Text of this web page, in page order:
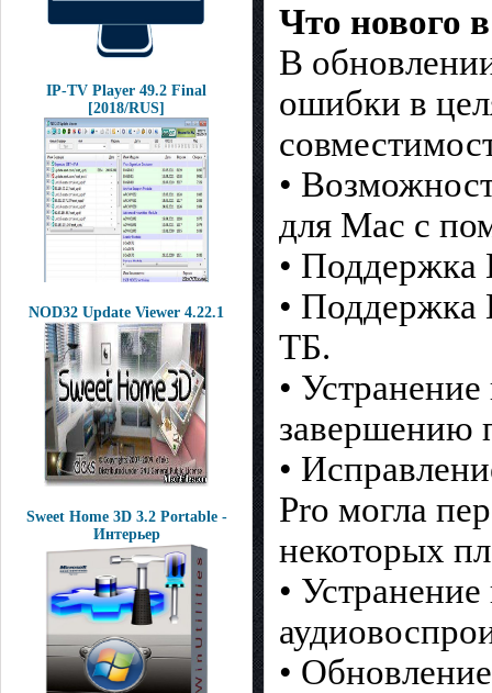
IP-TV Player 49.2 Final
[2018/RUS]
NOD32 Update Viewer 4.22.1
Sweet Home 3D 3.2 Portable -
Интерьер
Что нового
В
ошибки в
•
для Mac с
• Поддержка
• Поддержка
ТБ.
•
завершению
•
Pro могла
некоторых
•
•